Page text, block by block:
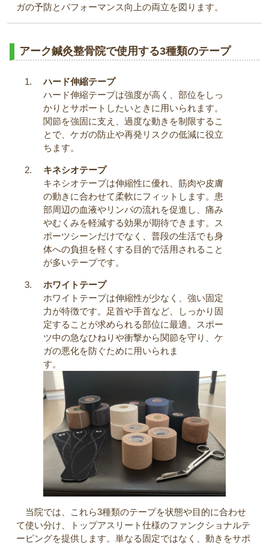
ガの予防とパフォーマンス向上の両立を図ります。
アーク鍼灸整骨院で使用する3種類のテープ
ハード伸縮テープ
ハード伸縮テープは強度が高く、部位をしっ
かりとサポートしたいときに用いられます。
関節を強固に支え、過度な動きを制限するこ
とで、ケガの防止や再発リスクの低減に役立
ちます。
キネシオテープ
キネシオテープは伸縮性に優れ、筋肉や皮膚
の動きに合わせて柔軟にフィットします。患
部周辺の血液やリンパの流れを促進し、痛み
やむくみを軽減する効果が期待できます。ス
ポーツシーンだけでなく、普段の生活でも身
体への負担を軽くする目的で活用されること
が多いテープです。
ホワイトテープ
ホワイトテープは伸縮性が少なく、強い固定
力が特徴です。足首や手首など、しっかり固
定することが求められる部位に最適。スポー
ツ中の急なひねりや衝撃から関節を守り、ケ
ガの悪化を防ぐために用いられま
す。
当院では、これら3種類のテープを状態や目的に合わせ
て使い分け、トップアスリート仕様のファンクショナルテ
ーピングを提供します。単なる固定ではなく、動きをサポ